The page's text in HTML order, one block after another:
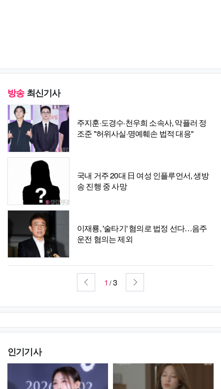
방송최신기사
주지훈·도경수·천우희 소속사, 악플러 정
조준 "허위사실·명예훼손 법적 대응"
국내 거주 20대 日 여성 인플루언서, 생방
송 진행 중 사망
이재룡, '술타기' 혐의로 법정 선다…음주
운전 혐의는 제외
1 /3
인기기사